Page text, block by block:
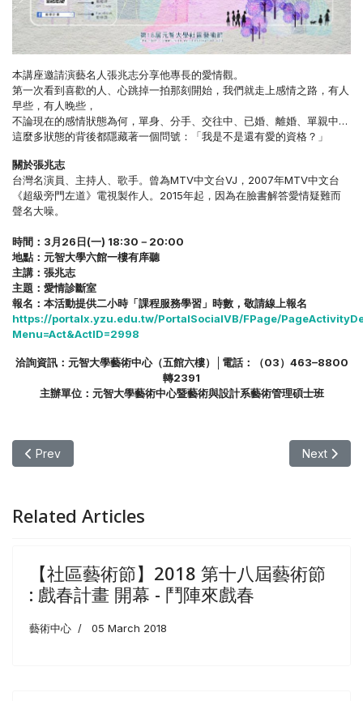
本講座邀請演藝名人張兆志分享他專長的愛情觀。
第一次看到喜歡的人、心跳掉一拍那刻開始，我們就走上感情之路，有人
早些，有人晚些，
不論現在的感情狀態為何，單身、分手、交往中、已婚、離婚、單親中…
這麼多狀態的背後都隱藏著一個問號：「我是不是還有愛的資格？」
關於張兆志
台灣名演員、主持人、歌手。曾為MTV中文台VJ，2007年MTV中文台
《超級旁門左道》電視製作人。2015年起，因為在臉書解答愛情疑難而
聲名大噪。
時間：3月26日(一) 18:30－20:00
地點：元智大學六館一樓有庠聽
主講：張兆志
主題：愛情診斷室
報名：本活動提供二小時「課程服務學習」時數，敬請線上報名
https://portalx.yzu.edu.tw/PortalSocialVB/FPage/
Menu=Act&ActID=2998
洽詢資訊：元智大學藝術中心（五館六樓）│電話：（03）463–8800
轉2391
主辦單位：元智大學藝術中心暨藝術與設計系藝術管理碩士班
Previous article: 【社區藝術節】2018 第十八屆社區藝術節 : 戲春
Prev Next
Next
Related Articles
【社區藝術節】2018 第十八屆藝術節
: 戲春計畫 開幕 - 鬥陣來戲春
藝術中心 05 March 2018